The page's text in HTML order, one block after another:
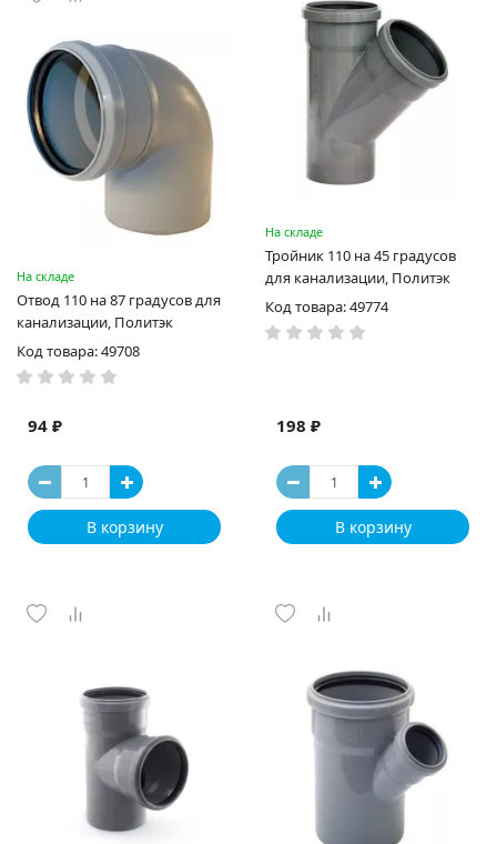
На складе
Отвод 110 на 87 градусов для
канализации, Политэк
Код товара: 49708
94 ₽
В корзину
На складе
Тройник 110 на 45 градусов
для канализации, Политэк
Код товара: 49774
198 ₽
В корзину